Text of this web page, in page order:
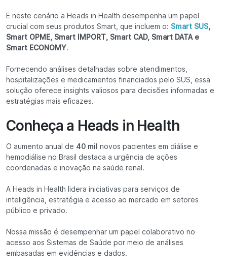
E neste cenário a Heads in Health desempenha um papel
crucial com seus produtos Smart, que incluem o: Smart SUS,
Smart OPME, Smart IMPORT, Smart CAD, Smart DATA e
Smart ECONOMY.
Fornecendo análises detalhadas sobre atendimentos,
hospitalizações e medicamentos financiados pelo SUS, essa
solução oferece insights valiosos para decisões informadas e
estratégias mais eficazes.
Conheça a Heads in Health
O aumento anual de 40 mil novos pacientes em diálise e
hemodiálise no Brasil destaca a urgência de ações
coordenadas e inovação na saúde renal.
A Heads in Health lidera iniciativas para serviços de
inteligência, estratégia e acesso ao mercado em setores
público e privado.
Nossa missão é desempenhar um papel colaborativo no
acesso aos Sistemas de Saúde por meio de análises
embasadas em evidências e dados.